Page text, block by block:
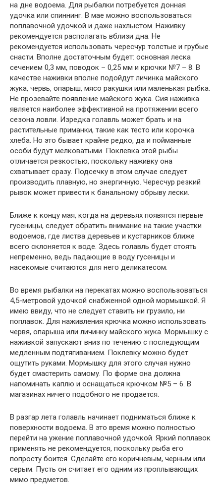
на дне водоема. Для рыбалки потребуется донная
удочка или спиннинг. В мае можно воспользоваться
поплавочной удочкой и даже нахлыстом. Наживку
рекомендуется располагать вблизи дна. Не
рекомендуется использовать чересчур толстые и грубые
снасти. Вполне достаточным будет: основная леска
сечением 0,3 мм, поводок – 0,25 мм и крючки №7 – 8. В
качестве наживки вполне подойдут личинка майского
жука, червь, опарыш, мясо ракушки или маленькая рыбка.
Не прозевайте появление майского жука. Сия наживка
является наиболее эффективной на протяжении всего
сезона ловли. Изредка голавль может брать и на
растительные приманки, такие как тесто или корочка
хлеба. Но это бывает крайне редко, да и пойманные
особи будут мелковатыми. Поклевка этой рыбы
отличается резкостью, поскольку наживку она
схватывает сразу. Подсечку в этом случае следует
производить плавную, но энергичную. Чересчур резкий
рывок может привести к банальному обрыву лески.
Ближе к концу мая, когда на деревьях появятся первые
гусеницы, следует обратить внимание на такие участки
водоемов, где листва деревьев и кустарников ближе
всего склоняется к воде. Здесь голавль будет стоять
непременно, ведь падающие в воду гусеницы и
насекомые считаются для него деликатесом.
Во время рыбалки на перекатах можно воспользоваться
4,5-метровой удочкой снабженной одной мормышкой. Я
имею ввиду, что не следует ставить ни грузило, ни
поплавок. Для наживления крючка можно использовать
червя, опарыша или личинку майского жука. Мормышку с
наживкой запускают вниз по течению с последующим
медленным подтягиванием. Поклевку можно будет
ощутить руками. Мормышку для этого случая нужно
будет смастерить самому. По форме она должна
напоминать каплю и оснащаться крючком №5 – 6. В
магазинах ничего подобного не продается.
В разгар лета голавль начинает подниматься ближе к
поверхности водоема. В это время можно полностью
перейти на ужение поплавочной удочкой. Яркий поплавок
применять не рекомендуется, поскольку рыба его
попросту боится. Сделайте его коричневым, черным или
серым. Пусть он считает его одним из проплывающих
мимо предметов.